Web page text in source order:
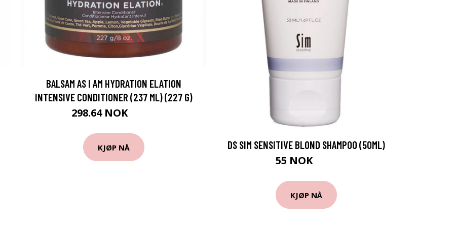
BALSAM AS I AM HYDRATION ELATION
INTENSIVE CONDITIONER (237 ML) (227 G)
298.64 NOK
KJØP NÅ DS SIM SENSITIVE BLOND SHAMPOO (50ML)
55 NOK
KJØP NÅ